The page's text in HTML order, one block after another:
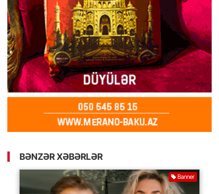
BƏNZƏR XƏBƏRLƏR
Banner